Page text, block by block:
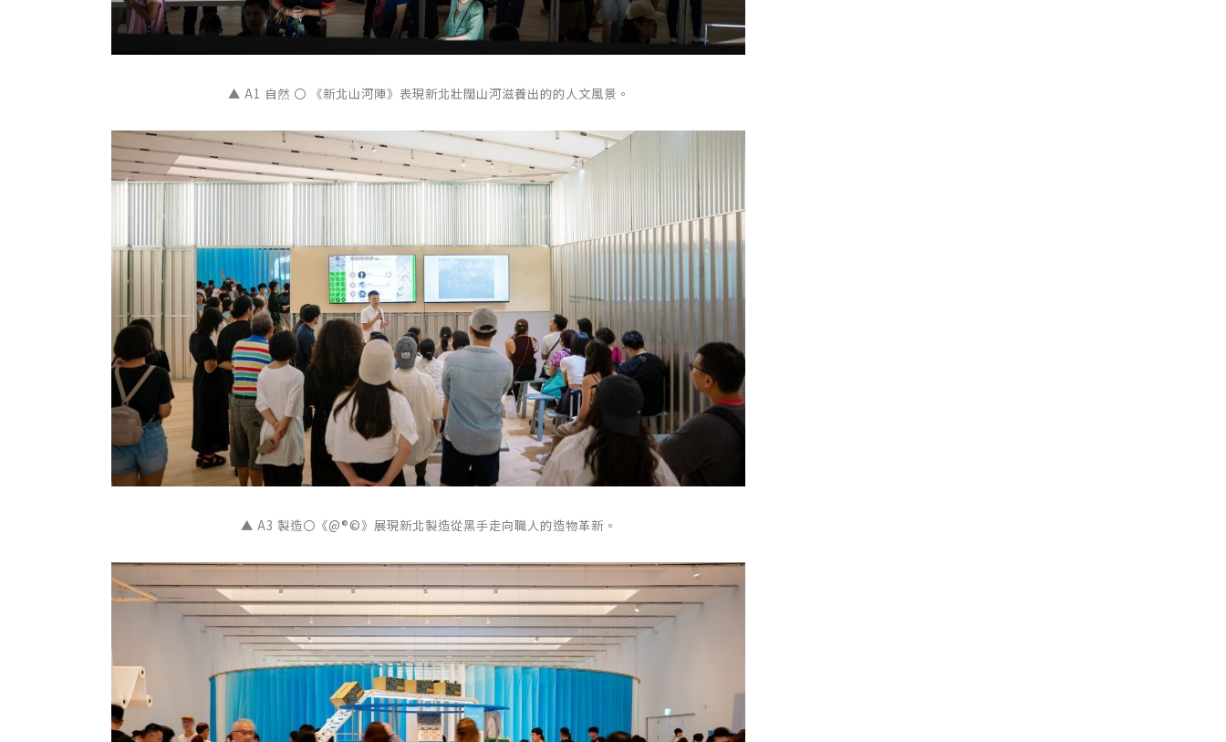
▲ A1 自然 〇 《新北山河陣》表現新北壯闊山河滋養出的的人文風景。
▲ A3 製造〇《@®©》展現新北製造從黑手走向職人的造物革新。